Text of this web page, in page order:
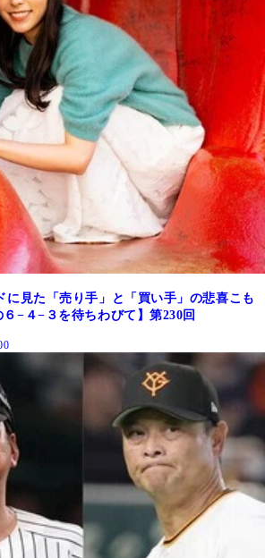
に見た「売り手」と「買い手」の悲喜こも
−４−３を待ちわびて】第230回